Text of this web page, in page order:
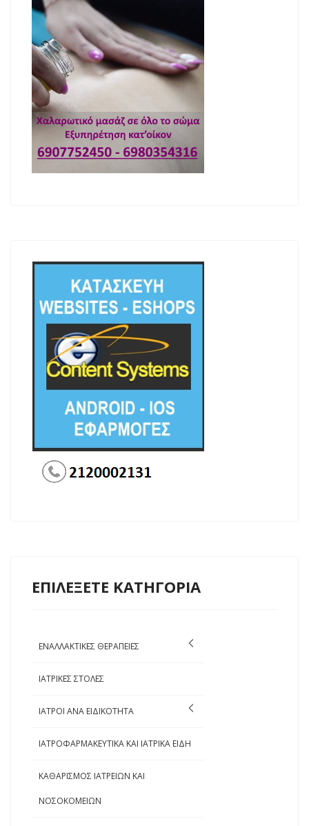
ΕΠΙΛΕΞΕΤΕ ΚΑΤΗΓΟΡΙΑ
ΕΝΑΛΛΑΚΤΙΚΕΣ ΘΕΡΑΠΕΙΕΣ
ΙΑΤΡΙΚΕΣ ΣΤΟΛΕΣ
ΙΑΤΡΟΙ ΑΝΑ ΕΙΔΙΚΟΤΗΤΑ
ΙΑΤΡΟΦΑΡΜΑΚΕΥΤΙΚΑ ΚΑΙ ΙΑΤΡΙΚΑ ΕΙΔΗ
ΚΑΘΑΡΙΣΜΟΣ ΙΑΤΡΕΙΩΝ ΚΑΙ
ΝΟΣΟΚΟΜΕΙΩΝ